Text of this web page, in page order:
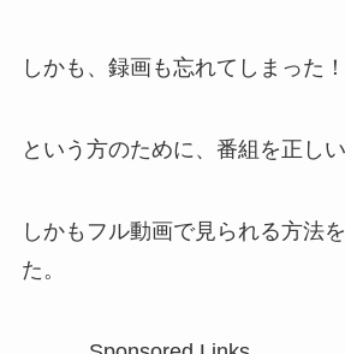
しかも、録画も忘れてしまった！
という方のために、番組を正し
しかもフル動画で見られる方法
た。